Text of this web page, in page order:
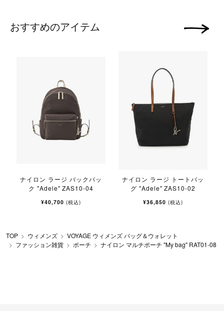
おすすめのアイテム
ナイロン ラージ バックパッ
ク "Adele" ZAS10-04
¥40,700 (税込)
ナイロン ラージ トートバッ
グ "Adele" ZAS10-02
¥36,850 (税込)
次の画像
TOP ウィメンズ
VOYAGE ウィメンズ バッグ＆ウォレット
ファッション雑貨
ポーチ ナイロン マルチポーチ "My bag" RAT01-08